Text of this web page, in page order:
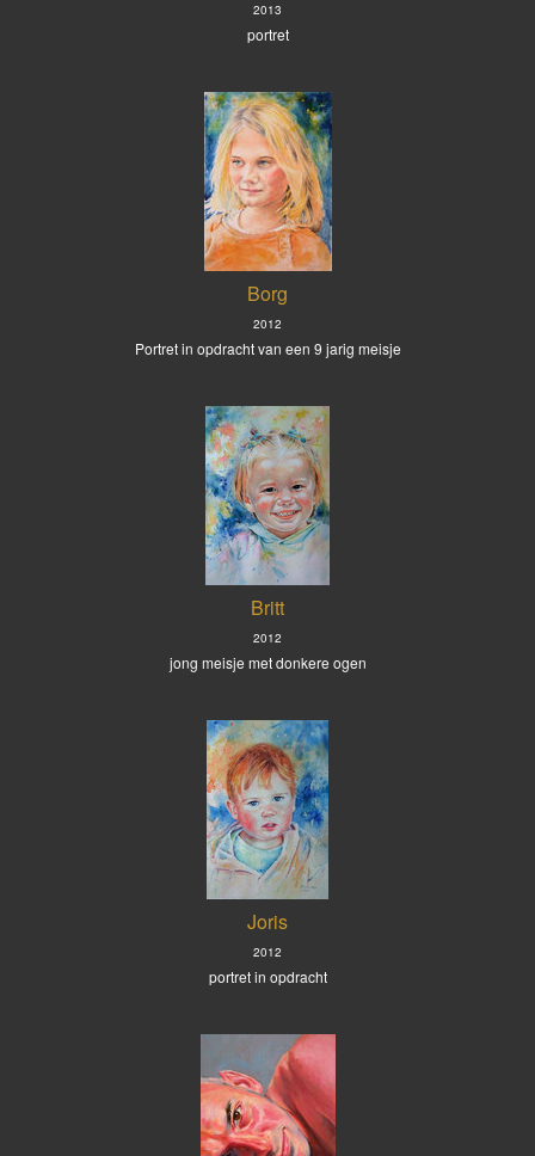
2013
portret
Borg
2012
Portret in opdracht van een 9 jarig meisje
Britt
2012
jong meisje met donkere ogen
Joris
2012
portret in opdracht